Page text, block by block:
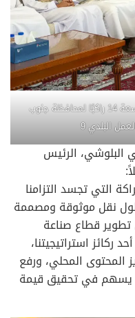
كروة للسيارات تسلّم 10 حافلات ركاب سعة 14 راكبًا لمحافظة جنوب
البلدي 9
البلوشي، الرئيس
التي تجسد التزامنا
نقل موثوقة ومصممة
تطوير قطاع صناعة
ركائز استراتيجيتنا،
المحتوى المحلي، ورفع
يسهم في تحقيق قيمة